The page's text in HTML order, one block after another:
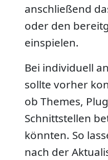
anschließend
oder den
einspielen.
Bei individuell
sollte vorher
ob Themes,
Schnittstellen
könnten. So
nach der